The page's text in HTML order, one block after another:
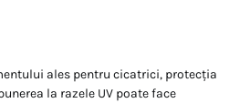
ales pentru cicatrici, protecția
la razele UV poate face